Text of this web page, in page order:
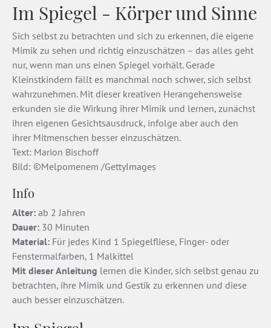
Im Spiegel - Körper und Sinne
Sich selbst zu betrachten und sich zu erkennen, die eigene
Mimik zu sehen und richtig einzuschätzen – das alles geht
nur, wenn man uns einen Spiegel vorhält. Gerade
Kleinstkindern fällt es manchmal noch schwer, sich selbst
wahrzunehmen. Mit dieser kreativen Herangehensweise
erkunden sie die Wirkung ihrer Mimik und lernen, zunächst
ihren eigenen Gesichtsausdruck, infolge aber auch den
ihrer Mitmenschen besser einzuschätzen.
Text: Marion Bischoff
Bild: ©Melpomenem /GettyImages
Info
Alter: ab 2 Jahren
Dauer: 30 Minuten
Material: Für jedes Kind 1 Spiegelfliese, Finger- oder
Fenstermalfarben, 1 Malkittel
Mit dieser Anleitung lernen die Kinder, sich selbst genau zu
betrachten, ihre Mimik und Gestik zu erkennen und diese
auch besser einzuschätzen.